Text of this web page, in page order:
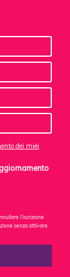
dei miei
l'iscrizione
senza attivare